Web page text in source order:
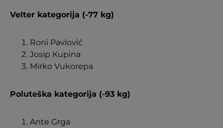
Velter kategorija (-77 kg)
Roni Pavlović
Josip Kupina
Mirko Vukorepa
Poluteška kategorija (-93 kg)
Ante Grga